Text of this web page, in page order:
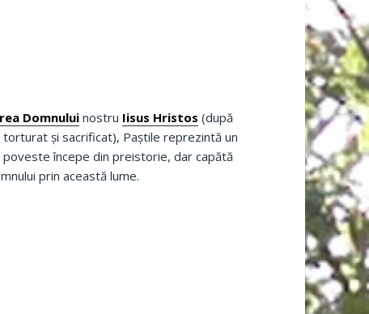
Domnuluinostru Iisus Hristos (după
şi sacrificat), Paştile reprezintă un
începe din preistorie, dar capătă
prin această lume.